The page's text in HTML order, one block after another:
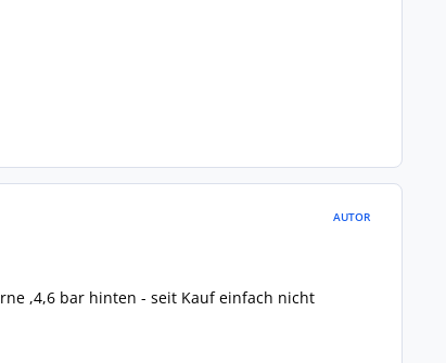
AUTOR
,4,6 bar hinten - seit Kauf einfach nicht